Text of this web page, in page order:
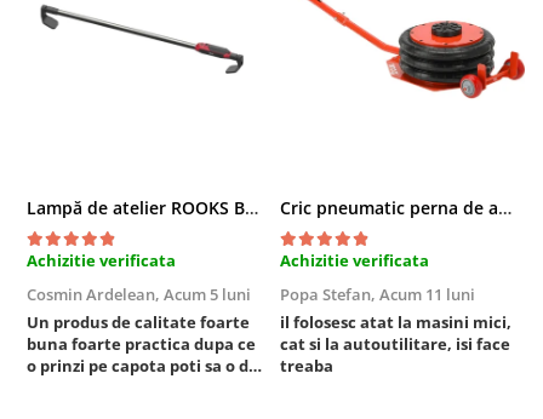
Furtune Aer Comprimat
Masini de gaurit si taiat
Slefuitoare Pneumatice
Scule speciale
Diagnoza si masurari
Injectoare
Motor
Rulmenti,Bucsi si Extractoare
Lampă de atelier ROOKS B2 HYBRID pentru capotă, 2000 lumeni, 5000 mAh
Achizitie verificata
Cosmin Ardelean, Acum 5 luni
Un produs de calitate foarte
buna foarte practica dupa ce
o prinzi pe capota poti sa o dai
Cric pneumatic perna de aer cu inaltator 6T
Achizitie verificata
Popa Stefan, Acum 11 luni
il folosesc atat la masini mici,
cat si la autoutilitare, isi face
treaba